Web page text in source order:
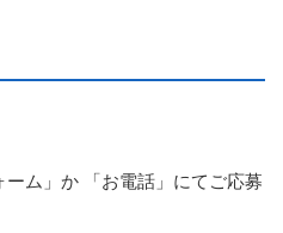
ム」か 「お電話」にてご応募